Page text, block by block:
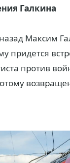
Галкина
Максим
придется
против